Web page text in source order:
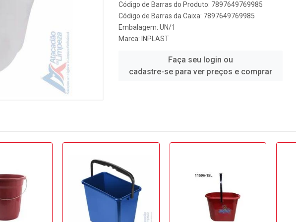
Código de Barras do Produto: 7897649769985
Código de Barras da Caixa: 7897649769985
Embalagem: UN/1
Marca: INPLAST
Faça seu login ou
cadastre-se para ver preços e comprar